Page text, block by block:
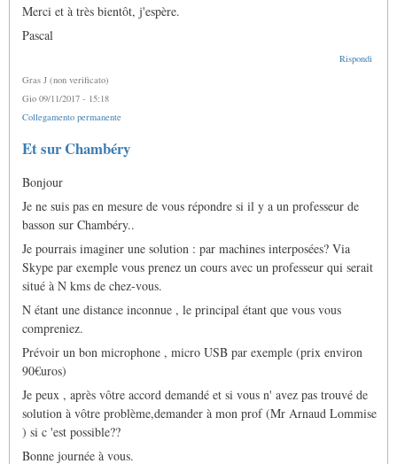
Merci et à très bientôt, j'espère.
Pascal
Rispondi
Gras J (non verificato)
Gio 09/11/2017 - 15:18
Collegamento permanente
Et sur Chambéry
Bonjour
Je ne suis pas en mesure de vous répondre si il y a un professeur de
basson sur Chambéry..
Je pourrais imaginer une solution : par machines interposées? Via
Skype par exemple vous prenez un cours avec un professeur qui serait
situé à N kms de chez-vous.
N étant une distance inconnue , le principal étant que vous vous
compreniez.
Prévoir un bon microphone , micro USB par exemple (prix environ
90€uros)
Je peux , après vôtre accord demandé et si vous n' avez pas trouvé de
solution à vôtre problème,demander à mon prof (Mr Arnaud Lommise
) si c 'est possible??
Bonne journée à vous.